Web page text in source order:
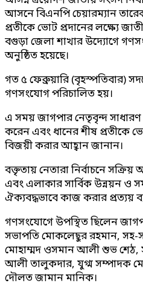
আসনে বিএনপি চেয়ারম্যান
প্রতীকে ভোট প্রদানের লক্ষ্যে
বগুড়া জেলা শাখার উদ্যোগে
অনুষ্ঠিত হয়েছে।
গত ৫ ফেব্রুয়ারি (বৃহস্পতিবার)
গণসংযোগ পরিচালিত হয়।
এ সময় জাগপার নেতৃবৃন্দ সাধারণ
করেন এবং ধানের শীষ প্রতীকে
বিজয়ী করার আহ্বান জানান।
বক্তৃতায় নেতারা নির্বাচনে
এবং এলাকার সার্বিক উন্নয়ন ও
ঐক্যবদ্ধভাবে কাজ করার প্রত্যয়
গণসংযোগে উপস্থিত ছিলেন
সভাপতি মোকলেছুর রহমান,
মোহাম্মদ ওসমান আলী শুভ
আলী তালুকদার, যুগ্ম সম্পাদক
দৌলত জামান মানিক।